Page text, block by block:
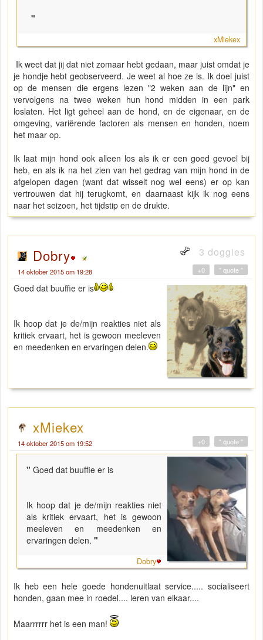
"
xMiekex
Ik weet dat jij dat niet zomaar hebt gedaan, maar juist omdat je
je hondje hebt geobserveerd. Je weet al hoe ze is. Ik doel juist
op de mensen die ergens lezen "2 weken aan de lijn" en
vervolgens na twee weken hun hond midden in een park
loslaten. Het ligt geheel aan de hond, en de eigenaar, en de
omgeving, variërende factoren als mensen en honden, noem
het maar op.
Ik laat mijn hond ook alleen los als ik er een goed gevoel bij
heb, en als ik na het zien van het gedrag van mijn hond in de
afgelopen dagen (want dat wisselt nog wel eens) er op kan
vertrouwen dat hij terugkomt, en daarnaast kijk ik nog eens
naar het seizoen, het tijdstip en de drukte.
Dobry 3 doggies
14 oktober 2015 om 19:28 " quote "
+0
Goed dat buuffie er is
Ik hoop dat je de/mijn reakties niet als
kritiek ervaart, het is gewoon meeleven
en meedenken en ervaringen delen.
xMiekex
14 oktober 2015 om 19:52 " quote "
+0
" Goed dat buuffie er is
Ik hoop dat je de/mijn reakties niet
als kritiek ervaart, het is gewoon
meeleven en meedenken en
ervaringen delen. "
Dobry
Ik heb een hele goede hondenuitlaat service..... socialiseert
honden, gaan mee in roedel.... leren van elkaar....
Maarrrrrr het is een man!